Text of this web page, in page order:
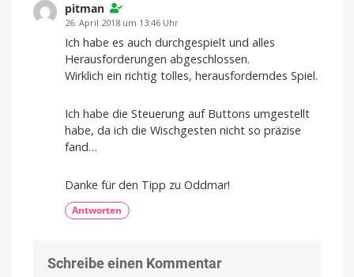
pitman
26. April 2018 um 13:46 Uhr
Ich habe es auch durchgespielt und alles
Herausforderungen abgeschlossen.
Wirklich ein richtig tolles, herausforderndes Spiel.
Ich habe die Steuerung auf Buttons umgestellt
habe, da ich die Wischgesten nicht so präzise
fand…
Danke für den Tipp zu Oddmar!
Antworten
Schreibe einen Kommentar